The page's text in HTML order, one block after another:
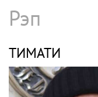
Рэп
ТИМАТИ